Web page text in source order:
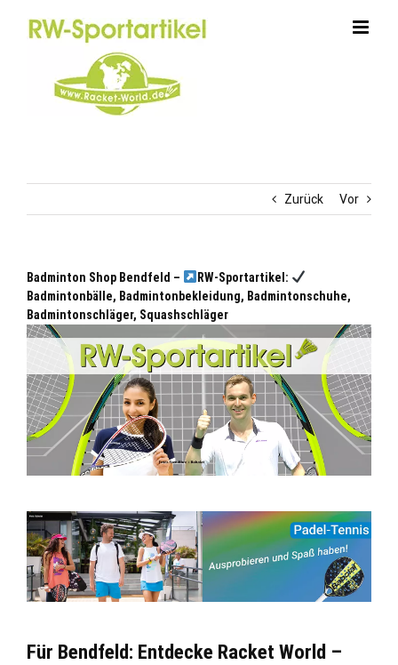
Zurück Vor
Badminton Shop Bendfeld –
RW-Sportartikel:
Badmintonbälle, Badmintonbekleidung, Badmintonschuhe,
Badmintonschläger, Squashschläger
Für Bendfeld: Entdecke Racket World –